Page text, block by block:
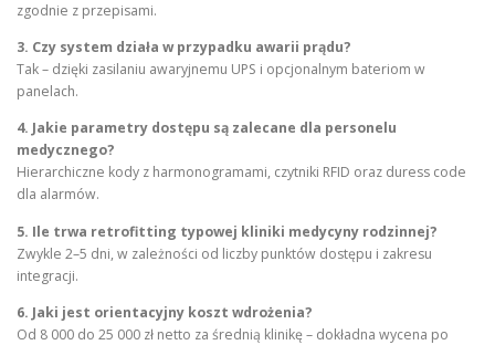
zgodnie z przepisami.
3. Czy system działa w przypadku awarii prądu?
Tak – dzięki zasilaniu awaryjnemu UPS i opcjonalnym bateriom w
panelach.
4. Jakie parametry dostępu są zalecane dla personelu
medycznego?
Hierarchiczne kody z harmonogramami, czytniki RFID oraz duress code
dla alarmów.
5. Ile trwa retrofitting typowej kliniki medycyny rodzinnej?
Zwykle 2–5 dni, w zależności od liczby punktów dostępu i zakresu
integracji.
6. Jaki jest orientacyjny koszt wdrożenia?
Od 8 000 do 25 000 zł netto za średnią klinikę – dokładna wycena po